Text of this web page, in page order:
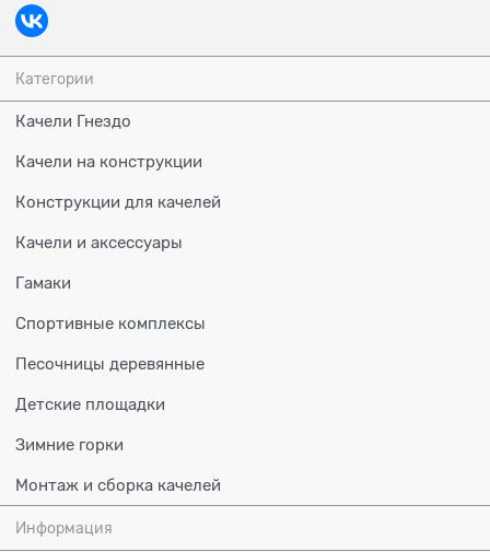
Категории
Качели Гнездо
Качели на конструкции
Конструкции для качелей
Качели и аксессуары
Гамаки
Спортивные комплексы
Песочницы деревянные
Детские площадки
Зимние горки
Монтаж и сборка качелей
Информация